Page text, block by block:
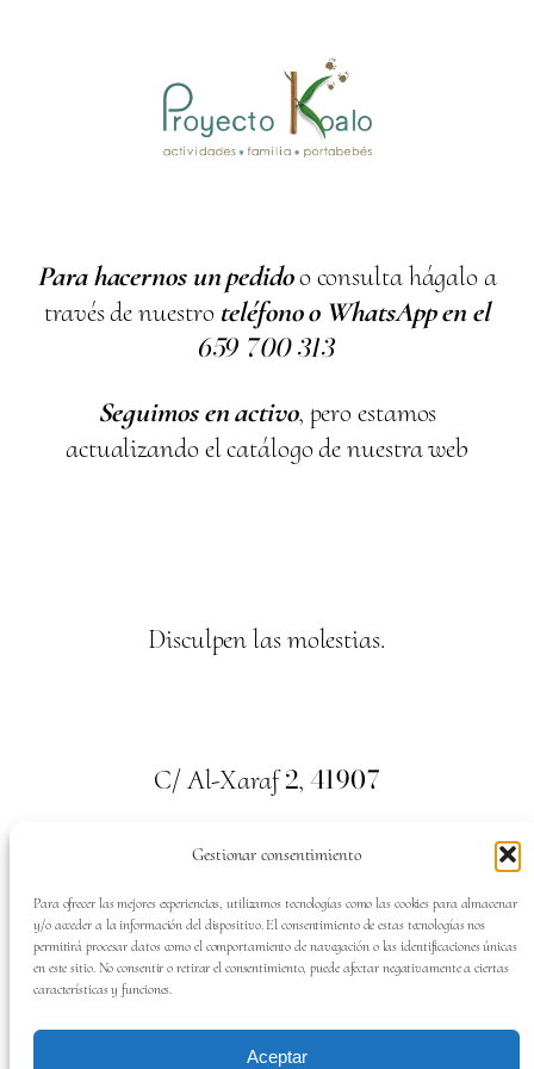
Gestionar consentimiento
Para ofrecer las mejores experiencias, utilizamos tecnologías como las cookies para almacenar
y/o acceder a la información del dispositivo. El consentimiento de estas tecnologías nos
permitirá procesar datos como el comportamiento de navegación o las identificaciones únicas
en este sitio. No consentir o retirar el consentimiento, puede afectar negativamente a ciertas
características y funciones.
Aceptar
Para hacernos un pedidoo consulta hágalo a
través de nuestro teléfono o WhatsApp en el
659 700313
Seguimos en activo, pero estamos
actualizando el catálogo de nuestra web
Disculpen las molestias.
C/ Al-Xaraf2, 41907
Valencina de la Concepción. Sevilla
Tel:659700313
SÍGUENOS EN: